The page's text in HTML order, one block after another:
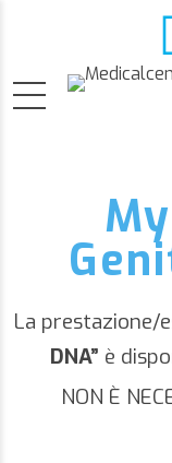
La prestazione/
DNA” è
NON È